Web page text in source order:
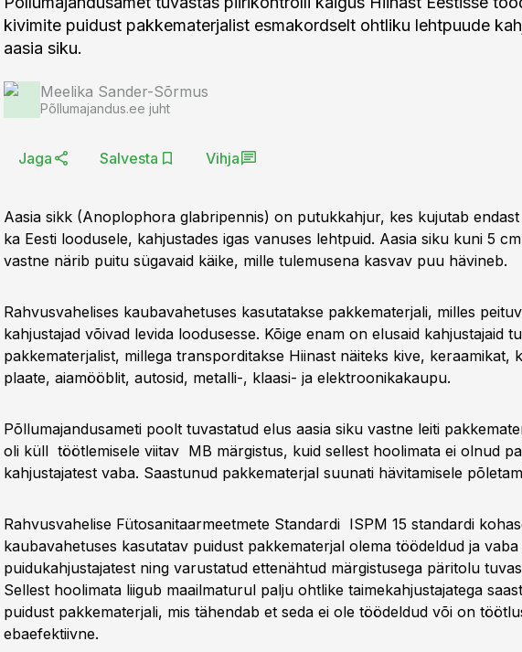
kivimite puidust pakkematerjalist esmakordselt ohtliku lehtpuude
aasia siku.
Meelika Sander-Sõrmus
Põllumajandus.ee juht
Jaga Salvesta Vihja
Aasia sikk (Anoplophora glabripennis) on putukkahjur, kes kujutab
ka Eesti loodusele, kahjustades igas vanuses lehtpuid. Aasia siku kuni 5
vastne närib puitu sügavaid käike, mille tulemusena kasvav puu hävineb.
Rahvusvahelises kaubavahetuses kasutatakse pakkematerjali, milles
kahjustajad võivad levida loodusesse. Kõige enam on elusaid kahjustajaid
pakkematerjalist, millega transporditakse Hiinast näiteks kive, keraamikat,
plaate, aiamööblit, autosid, metalli-, klaasi- ja elektroonikakaupu.
Põllumajandusameti poolt tuvastatud elus aasia siku vastne leiti
oli küll töötlemisele viitav MB märgistus, kuid sellest hoolimata ei olnud
kahjustajatest vaba. Saastunud pakkematerjal suunati hävitamisele
Rahvusvahelise Fütosanitaarmeetmete Standardi ISPM 15 standardi
kaubavahetuses kasutatav puidust pakkematerjal olema töödeldud ja
puidukahjustajatest ning varustatud ettenähtud märgistusega päritolu
Sellest hoolimata liigub maailmaturul palju ohtlike taimekahjustajatega
puidust pakkematerjali, mis tähendab et seda ei ole töödeldud või on
ebaefektiivne.